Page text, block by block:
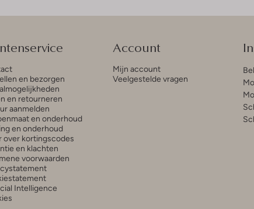
en bezorgen
en retourneren
aanmelden
en onderhoud
en onderhoud
over kortingscodes
en klachten
voorwaarden
Intelligence
Account
Mijn account
Veelgestelde vragen